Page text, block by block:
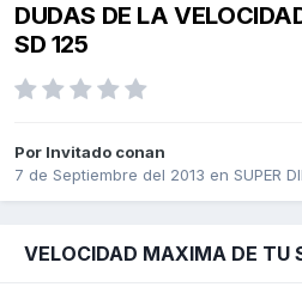
DUDAS DE LA
SD 125
Por Invitado conan
7 de Septiembre del 2013 en SUPER
VELOCIDAD MAXIMA DE TU